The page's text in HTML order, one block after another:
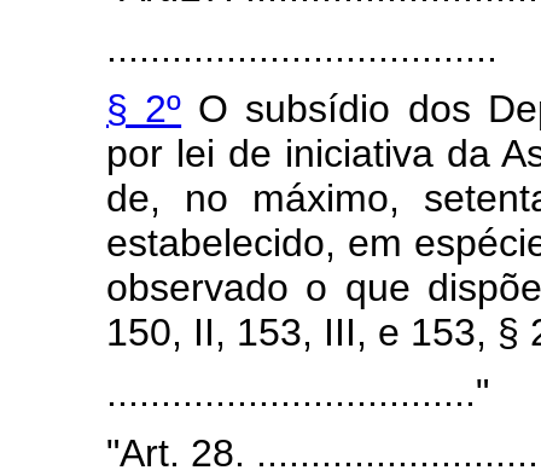
....................................
§ 2º O subsídio dos
por lei de iniciativa da
de, no máximo,
estabelecido, em
observado o que
150, II, 153, III, e 153, §
.................................."
"Art. 28.